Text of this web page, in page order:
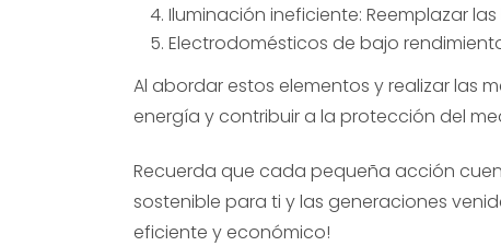
Iluminación ineficiente: Reemplazar
Electrodomésticos de bajo
Al abordar estos elementos y realizar las
energía y contribuir a la protección del
Recuerda que cada pequeña acción
sostenible para ti y las generaciones
eficiente y económico!